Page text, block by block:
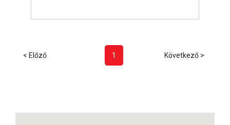
< Előző 1 Következő >